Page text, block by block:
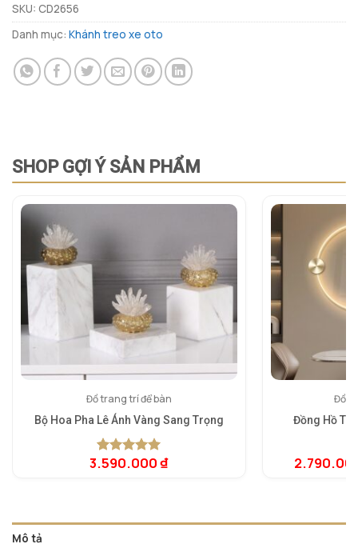
SKU: CD2656
Danh mục: Khánh treo xe oto
SHOP GỢI Ý SẢN PHẨM
Đồ trang trí để bàn
Bộ Hoa Pha Lê Ánh Vàng Sang Trọng
5.00trên 5
1
3.590.000₫
Đồng Hồ
Mô tả